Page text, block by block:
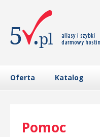
Oferta Katalog
Pomoc